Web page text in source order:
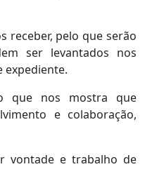
receber, pelo que serão
ser levantados nos
expediente.
que nos mostra que
e colaboração,
vontade e trabalho de